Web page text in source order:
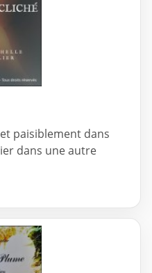
paisiblement dans
dans une autre